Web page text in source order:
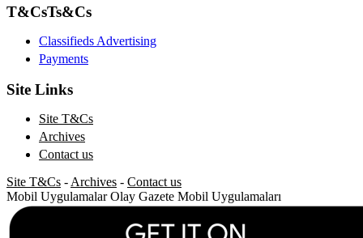
T&CsTs&Cs
Classifieds Advertising
Payments
Site Links
Site T&Cs
Archives
Contact us
Site T&Cs -Archives - Contact us
Mobil Uygulamalar Olay Gazete Mobil Uygulamaları